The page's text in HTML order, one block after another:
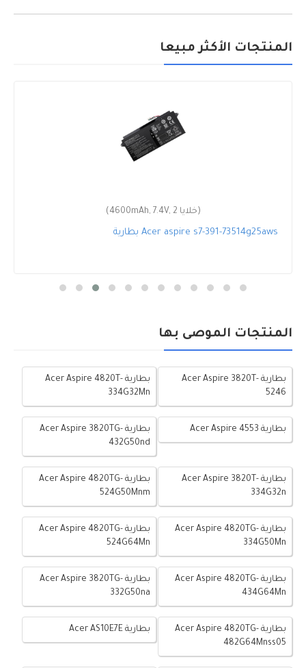
المنتجات الأكثر مبيعا
(4600mAh, 7.4V, 2 خلايا)
بطارية Acer aspire s7-391-73514g25aws
المنتجات الموصى بها
بطارية Acer Aspire 3820T-
5246
بطارية Acer Aspire 4820T-
334G32Mn
بطارية Acer Aspire 4553
بطارية Acer Aspire 3820TG-
432G50nd
بطارية Acer Aspire 3820T-
334G32n
بطارية Acer Aspire 4820TG-
524G50Mnm
بطارية Acer Aspire 4820TG-
334G50Mn
بطارية Acer Aspire 4820TG-
524G64Mn
بطارية Acer Aspire 4820TG-
434G64Mn
بطارية Acer Aspire 3820TG-
332G50na
بطارية Acer Aspire 4820TG-
482G64Mnss05
بطارية Acer AS10E7E